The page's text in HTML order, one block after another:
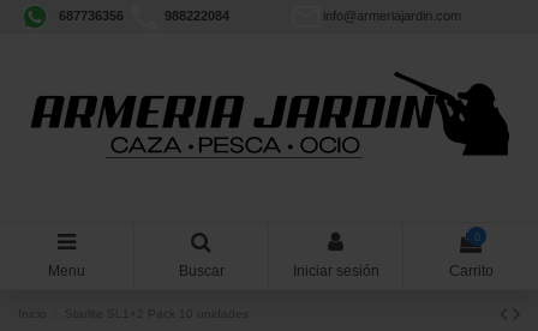
687736356 988222084 info@armeriajardin.com
Menu Buscar Iniciar sesión
0
Carrito